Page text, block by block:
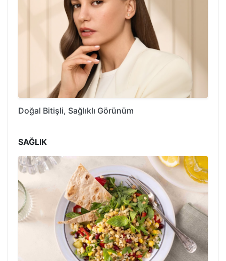
Doğal Bitişli, Sağlıklı Görünüm
SAĞLIK